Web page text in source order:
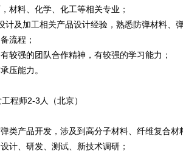
材料、化学、化工等相关专业；
计及加工相关产品设计经验，熟悉防弹材料、
流程；
较强的团队合作精神，有较强的学习能力；
压能力。
程师2-3人（北京）
类产品开发，涉及到高分子材料、纤维复合
计、研发、测试、新技术调研；